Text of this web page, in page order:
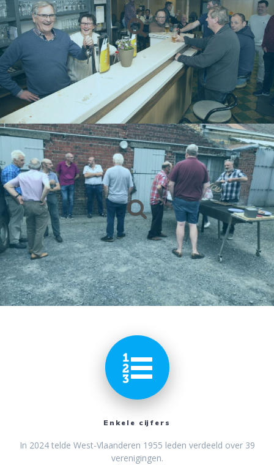
Enkele cijfers
In 2024 telde West-Vlaanderen 1955 leden verdeeld over 39
verenigingen.